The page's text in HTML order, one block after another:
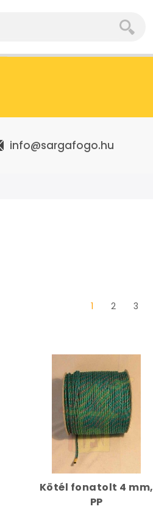
info@sargafogo.hu
1 2 3
Kötél fonatolt 4 mm,
PP